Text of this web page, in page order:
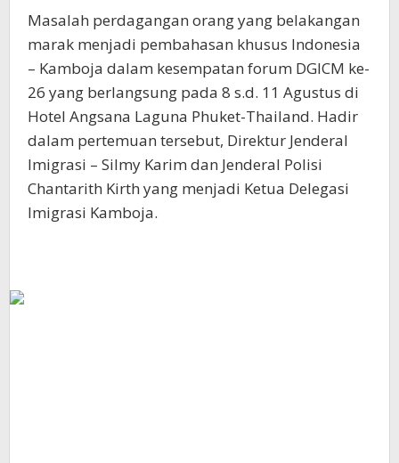
Masalah perdagangan orang yang belakangan
marak menjadi pembahasan khusus Indonesia
– Kamboja dalam kesempatan forum DGICM ke-
26 yang berlangsung pada 8 s.d. 11 Agustus di
Hotel Angsana Laguna Phuket-Thailand. Hadir
dalam pertemuan tersebut, Direktur Jenderal
Imigrasi – Silmy Karim dan Jenderal Polisi
Chantarith Kirth yang menjadi Ketua Delegasi
Imigrasi Kamboja.